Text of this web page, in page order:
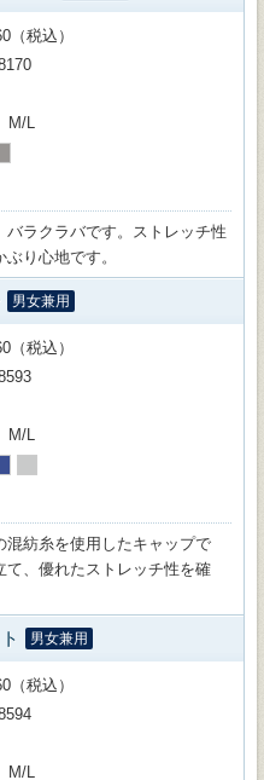
（税込）
M/L
ラクラバです。ストレッチ性
り心地です。
男女兼用
（税込）
M/L
紡糸を使用したキャップで
、優れたストレッチ性を確
男女兼用
（税込）
M/L